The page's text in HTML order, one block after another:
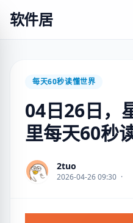
软件居
每天60秒读懂世界
04日26日，
里每天60秒
2tuo
2026-04-26 09:30 ·